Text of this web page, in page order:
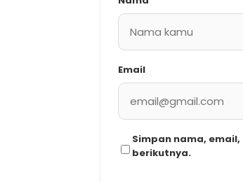
Email
Simpan nama,
berikutnya.